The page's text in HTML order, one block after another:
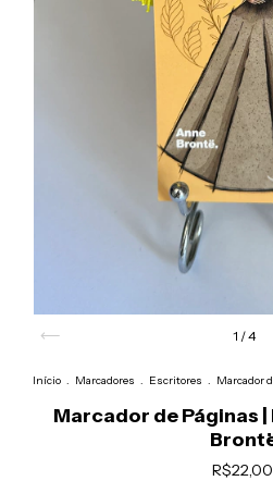
1 /4
Início . Marcadores . Escritores . Marcador
Marcador de Páginas
R$22,00